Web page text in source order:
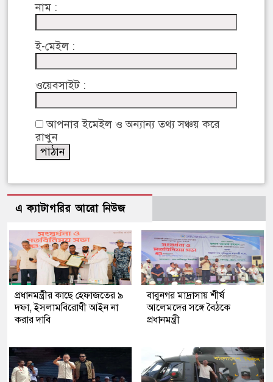
নাম :
ই-মেইল :
ওয়েবসাইট :
আপনার ইমেইল ও অন্যান্য তথ্য সঞ্চয় করে
রাখুন
এ ক্যাটাগরির আরো নিউজ
প্রধানমন্ত্রীর কাছে হেফাজতের ৯
দফা, ইসলামবিরোধী আইন না
করার দাবি
বাবুনগর মাদ্রাসায় শীর্ষ
আলেমদের সঙ্গে বৈঠকে
প্রধানমন্ত্রী